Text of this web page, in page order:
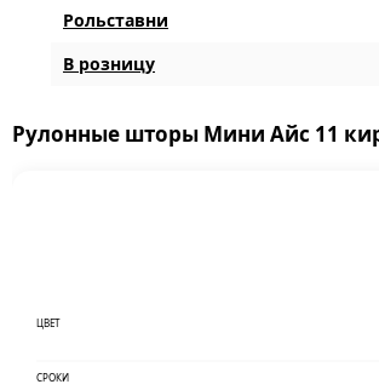
Рольставни
В розницу
Рулонные шторы Мини Айс 11
ЦВЕТ
СРОКИ